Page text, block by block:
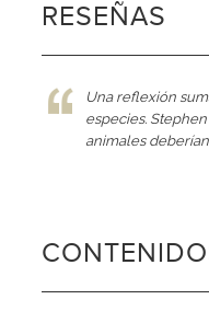
RESEÑAS
Una reflexión
especies.
animales